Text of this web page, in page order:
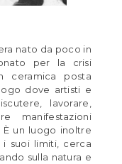
nato da poco in
per la crisi
ceramica posta
dove artisti e
lavorare,
manifestazioni
un luogo inoltre
i suoi limiti, cerca
sulla natura e